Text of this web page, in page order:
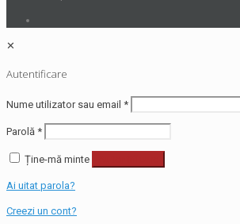
✕
Autentificare
Nume utilizator sau email *
Parolă *
Ține-mă minte
Ai uitat parola?
Creezi un cont?